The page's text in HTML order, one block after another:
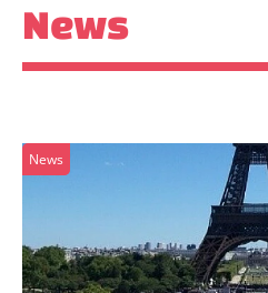
News
News